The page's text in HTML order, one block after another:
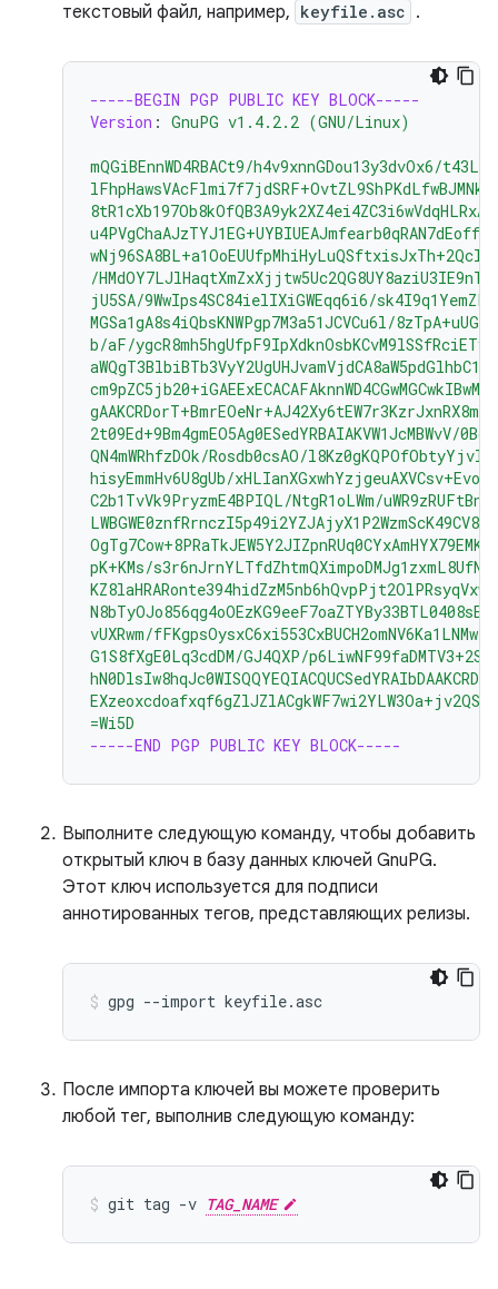
текстовый файл, например, keyfile.asc .
-----BEGIN PGP PUBLIC KEY BLOCK-----
Version : GnuPG v1.4.2.2 (GNU/Linux)
mQGiBEnnWD4RBACt9/h4v9xnnGDou13y3dvOx6/
/
jU5SA/9WwIps4SC84ielIXiGWEqq6i6/
MGSa1gA8s4iQbsKNWPgp7M3a51JCVCu6l/
b/aF/
2t09Ed+9Bm4gmEO5Ag0ESedYRBAIAKVW1JcMBWvV/
QN4mWRhfzDOk/Rosdb0csAO/
hisyEmmHv6U8gUb/
C2b1TvVk9PryzmE4BPIQL/NtgR1oLWm/
pK+KMs/
vUXRwm/
G1S8fXgE0Lq3cdDM/GJ4QXP/
=Wi5D
-----END PGP PUBLIC KEY BLOCK-----
Выполните следующую команду, чтобы добавить
открытый ключ в базу данных ключей GnuPG.
Этот ключ используется для подписи
аннотированных тегов, представляющих релизы.
gpg --import keyfile.asc
После импорта ключей вы можете проверить
любой тег, выполнив следующую команду:
git tag -v TAG_NAME